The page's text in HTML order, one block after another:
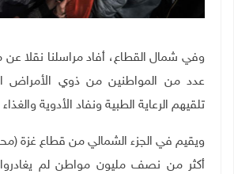
وفي شمال القطاع، أفاد مراسلنا نقلا عن
عدد من المواطنين من ذوي الأمراض
تلقيهم الرعاية الطبية ونفاد الأدوية والغذاء
ويقيم في الجزء الشمالي من قطاع غزة
أكثر من نصف مليون مواطن لم يغادروا